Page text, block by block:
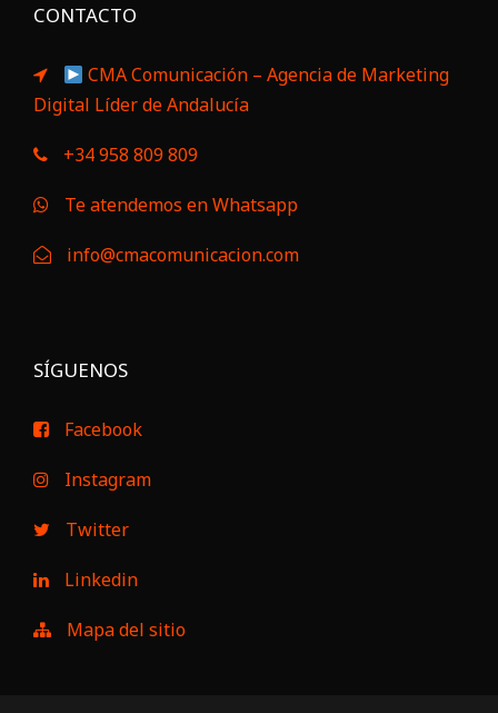
CONTACTO
CMA Comunicación – Agencia de Marketing
Digital Líder de Andalucía
+34 958 809 809
Te atendemos en Whatsapp
info@cmacomunicacion.com
SÍGUENOS
Facebook
Instagram
Twitter
Linkedin
Mapa del sitio